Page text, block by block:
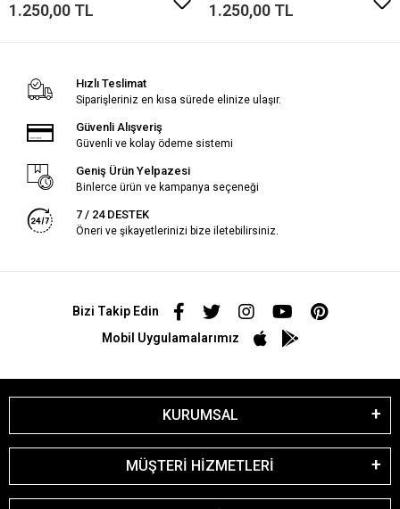
1.250,00 TL 1.250,00 TL
Hızlı Teslimat
Siparişleriniz en kısa sürede elinize ulaşır.
Güvenli Alışveriş
Güvenli ve kolay ödeme sistemi
Geniş Ürün Yelpazesi
Binlerce ürün ve kampanya seçeneği
7 / 24 DESTEK
Öneri ve şikayetlerinizi bize iletebilirsiniz.
Bizi Takip Edin
Mobil Uygulamalarımız
KURUMSAL
MÜŞTERİ HİZMETLERİ